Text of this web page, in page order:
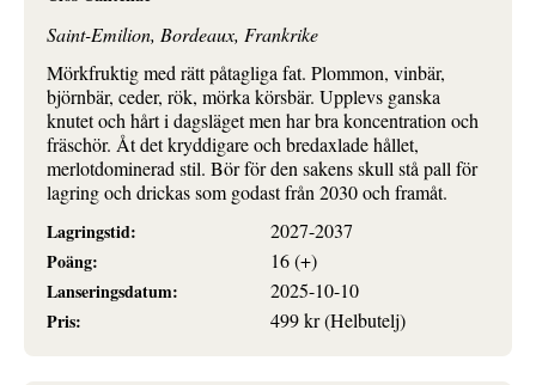
Saint-Emilion, Bordeaux, Frankrike
Mörkfruktig med rätt påtagliga fat. Plommon, vinbär,
björnbär, ceder, rök, mörka körsbär. Upplevs ganska
knutet och hårt i dagsläget men har bra koncentration och
fräschör. Åt det kryddigare och bredaxlade hållet,
merlotdominerad stil. Bör för den sakens skull stå pall för
lagring och drickas som godast från 2030 och framåt.
Lagringstid:
2027-2037
Poäng:
16 (+)
Lanseringsdatum:
2025-10-10
Pris:
499 kr (Helbutelj)